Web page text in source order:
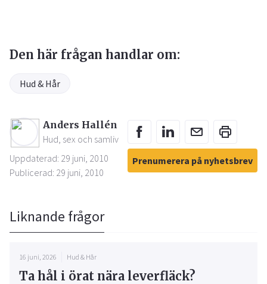
Den här frågan handlar om:
Hud & Hår
Anders Hallén
Hud, sex och samliv
Uppdaterad: 29 juni, 2010
Publicerad: 29 juni, 2010
Prenumerera på nyhetsbrev
Liknande frågor
16 juni, 2026 Hud & Hår
Ta hål i örat nära leverfläck?